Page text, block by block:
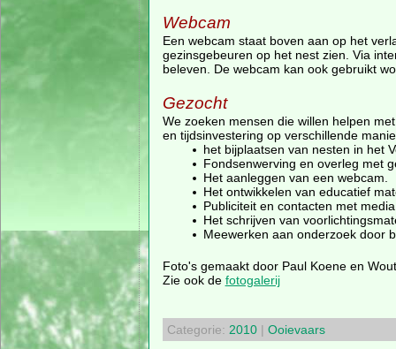
Webcam
Een webcam staat boven aan op het
gezinsgebeuren op het nest zien. Via
beleven. De webcam kan ook gebruikt
Gezocht
We zoeken mensen die willen helpen
en tijdsinvestering op verschillende
het bijplaatsen van nesten in het
Fondsenwerving en overleg met
Het aanleggen van een webcam.
Het ontwikkelen van educatief
Publiciteit en contacten met
Het schrijven van
Meewerken aan onderzoek door
Foto's gemaakt door Paul Koene en
Zie ook de fotogalerij
Categorie: 2010| Ooievaars